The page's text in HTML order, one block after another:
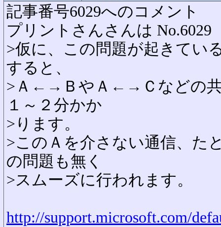
記事番号6029へのコメント
プリントさんさんは
>仮に、この問題が起きてい
すると、
>Ａ←→ＢやＡ←→Ｃなどの共
１～２分かか
>ります。
>このＡを介さない通信、
の問題も無く
>スムーズに行われます。
http://support.microsoft.com/